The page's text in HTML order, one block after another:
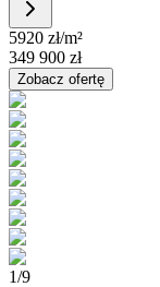
5920 zł/m²
349 900 zł
Zobacz ofertę
1/9